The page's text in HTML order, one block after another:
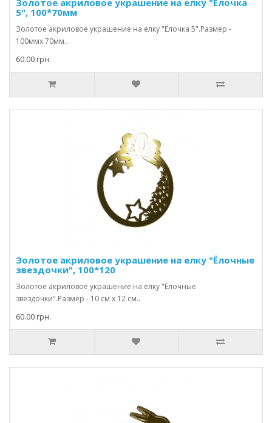
Золотое акриловое украшение на елку "Ёлочка
5", 100*70мм
Золотое акриловое украшение на елку "Ёлочка 5".Размер -
100ммх 70мм..
60.00 грн.
Золотое акриловое украшение на елку "Ёлочные
звездочки", 100*120
Золотое акриловое украшение на елку "Ёлочные
звездочки".Размер - 10 см х 12 см..
60.00 грн.